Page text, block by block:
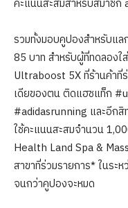
คะแนนสะสมสำหรับสมาชิ
รวมทั้งมอบคูปองสำหรับแ
85 บาท สำหรับผู้ที่ทดลอง
Ultraboost 5X ที่ร้านค้าที่
เดียของตน ติดแฮชแท็ก
#adidasrunning และอีกสิ
ใช้คะแนนสะสมจำนวน
Health Land Spa &
สาขาที่ร่วมรายการ* ในร
จนกว่าคูปองจะหมด